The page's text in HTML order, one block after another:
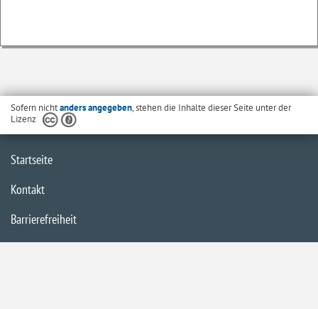
Sofern nichtanders angegeben, stehen die Inhalte dieser Seite unter der
Lizenz
Startseite
Kontakt
Barrierefreiheit